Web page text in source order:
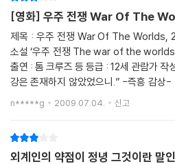
[영화] 우주 전쟁 War Of The
제목 : 우주 전쟁 War Of The Worlds, 2005 원작 : 허버트 조
소설 ‘우주 전쟁 The war of the worlds, 1898’ 감독 : 스티
출연 : 톰 크루즈 등 등급 : 12세 관람가 작성 : 2009.07.04. “이 세상에 최
강은 존재하지 않았었으니.” -즉흥 감상- 휴~ 그동안 달리고 있던 ‘애인
님과 함께 보는 영화’가 일단락되었고,
n*****g 2009.07.04. 신고
외계인의 약점이 정녕 그것이란 말